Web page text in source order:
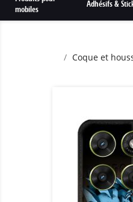
mobiles
Adhésifs &
Coque et